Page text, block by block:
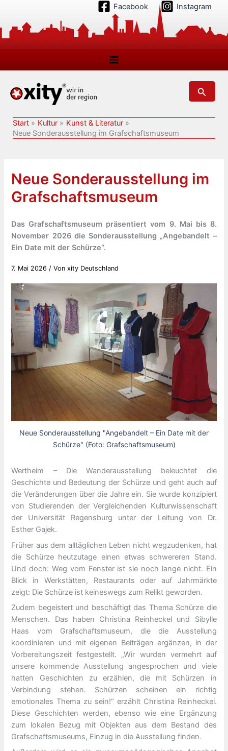
springen
Facebook Instagram
Suchen
Start Kultur
Kunst & Literatur
Neue Sonderausstellung im Grafschaftsmuseum
Neue Sonderausstellung im
Grafschaftsmuseum
Das Grafschaftsmuseum präsentiert vom 9. Mai bis 8.
November 2026 die Sonderausstellung „Angebandelt –
Ein Date mit der Schürze“.
7. Mai 2026 / Vonxity Deutschland
Neue Sonderausstellung "Angebandelt – Ein Date mit der
Schürze" (Foto: Grafschaftsmuseum)
Wertheim – Die Wanderausstellung beleuchtet die
Geschichte und Bedeutung der Schürze und geht auch auf
die Veränderungen über die Jahre ein. Sie wurde konzipiert
von Studierenden der Vergleichenden Kulturwissenschaft
der Universität Regensburg unter der Leitung von Dr.
Esther Gajek.
Früher aus dem alltäglichen Leben nicht wegzudenken, hat
die Schürze heutzutage einen etwas schwereren Stand.
Und doch: Weg vom Fenster ist sie noch lange nicht. Ein
Blick in Werkstätten, Restaurants oder auf Jahrmärkte
zeigt: Die Schürze ist keineswegs zum Relikt geworden.
Zudem begeistert und beschäftigt das Thema Schürze die
Menschen. Das haben Christina Reinheckel und Sibylle
Haas vom Grafschaftsmuseum, die die Ausstellung
koordinieren und mit eigenen Beiträgen ergänzen, in der
Vorbereitungszeit festgestellt. „Wir wurden vermehrt auf
unsere kommende Ausstellung angesprochen und viele
hatten Geschichten zu erzählen, die mit Schürzen in
Verbindung stehen. Schürzen scheinen ein richtig
emotionales Thema zu sein!“ erzählt Christina Reinheckel.
Diese Geschichten werden, ebenso wie eine Ergänzung
zum lokalen Bezug mit Objekten aus dem Bestand des
Grafschaftsmuseums, Einzug in die Ausstellung finden.